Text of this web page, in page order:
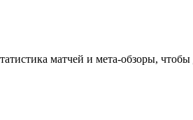
матчей и мета-обзоры,